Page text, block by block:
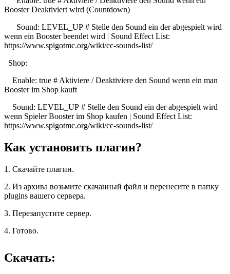
Booster Deaktiviert wird (Countdown)
Sound: LEVEL_UP # Stelle den Sound ein der abgespielt wird
wenn ein Booster beendet wird | Sound Effect List:
https://www.spigotmc.org/wiki/cc-sounds-list/
Shop:
Enable: true # Aktiviere / Deaktiviere den Sound wenn ein man
Booster im Shop kauft
Sound: LEVEL_UP # Stelle den Sound ein der abgespielt wird
wenn Spieler Booster im Shop kaufen | Sound Effect List:
https://www.spigotmc.org/wiki/cc-sounds-list/
Как установить плагин?
1. Скачайте плагин.
2. Из архива возьмите скачанный файл и перенесите в папку
plugins вашего сервера.
3. Перезапустите сервер.
4. Готово.
Скачать: